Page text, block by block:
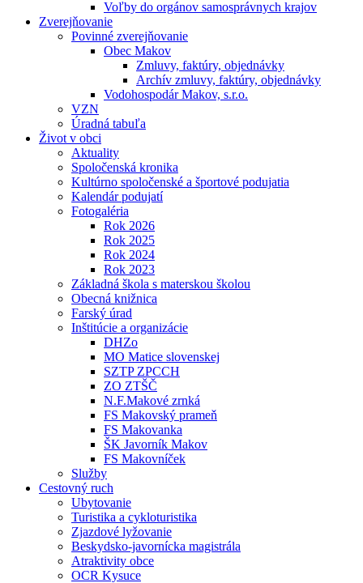
Voľby do orgánov samosprávnych krajov
Zverejňovanie
Povinné zverejňovanie
Obec Makov
Zmluvy, faktúry, objednávky
Archív zmluvy, faktúry, objednávky
Vodohospodár Makov, s.r.o.
VZN
Úradná tabuľa
Život v obci
Aktuality
Spoločenská kronika
Kultúrno spoločenské a športové podujatia
Kalendár podujatí
Fotogaléria
Rok 2026
Rok 2025
Rok 2024
Rok 2023
Základná škola s materskou školou
Obecná knižnica
Farský úrad
Inštitúcie a organizácie
DHZo
MO Matice slovenskej
SZTP ZPCCH
ZO ZTŠČ
N.F.Makové zrnká
FS Makovský prameň
FS Makovanka
ŠK Javorník Makov
FS Makovníček
Služby
Cestovný ruch
Ubytovanie
Turistika a cykloturistika
Zjazdové lyžovanie
Beskydsko-javornícka magistrála
Atraktivity obce
OCR Kysuce